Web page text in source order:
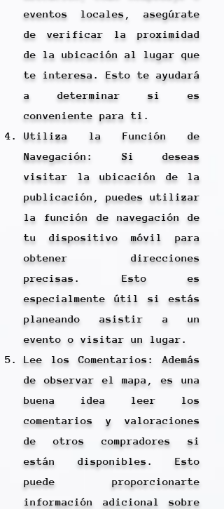
eventos locales, asegúrate
de verificar la proximidad
de la ubicación al lugar que
te interesa. Esto te ayudará
a determinar si es
conveniente para ti.
Utiliza la Función de
Navegación: Si deseas
visitar la ubicación de la
publicación, puedes utilizar
la función de navegación de
tu dispositivo móvil para
obtener direcciones
precisas. Esto es
especialmente útil si estás
planeando asistir a un
evento o visitar un lugar.
Lee los Comentarios: Además
de observar el mapa, es una
buena idea leer los
comentarios y valoraciones
de otros compradores si
están disponibles. Esto
puede proporcionarte
información adicional sobre